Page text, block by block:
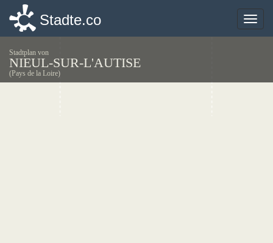
Toggle
Stadte.co
Stadtplan von
NIEUL-SUR-L'AUTISE
(Pays de la Loire)
Toggle
Stadte.co